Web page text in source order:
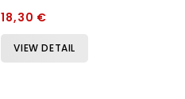
18,30 €
VIEW DETAIL